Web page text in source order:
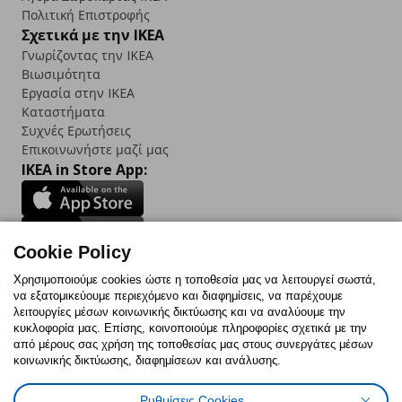
Πολιτική Επιστροφής
Σχετικά με την IKEA
Γνωρίζοντας την IKEA
Βιωσιμότητα
Εργασία στην IKEA
Καταστήματα
Συχνές Ερωτήσεις
Επικοινωνήστε μαζί μας
IKEA in Store App:
Follow us:
FacebookInstagram
TikTokYoutubePinterestTwitter
Cookie Policy
Χρησιμοποιούμε cookies ώστε η τοποθεσία μας να λειτουργεί σωστά,
να εξατομικεύουμε περιεχόμενο και διαφημίσεις, να παρέχουμε
λειτουργίες μέσων κοινωνικής δικτύωσης και να αναλύουμε την
κυκλοφορία μας. Επίσης, κοινοποιούμε πληροφορίες σχετικά με την
από μέρους σας χρήση της τοποθεσίας μας στους συνεργάτες μέσων
κοινωνικής δικτύωσης, διαφημίσεων και ανάλυσης.